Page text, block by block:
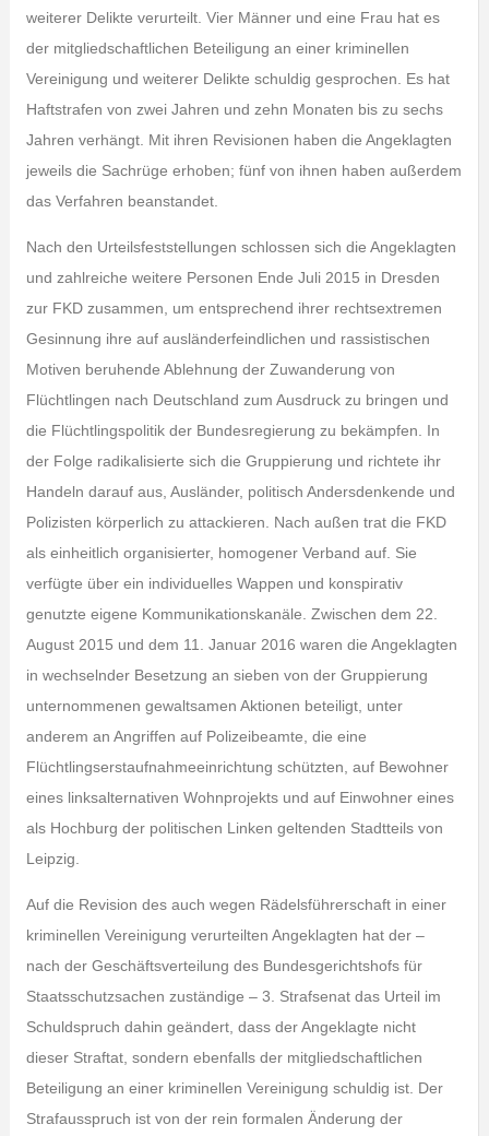
weiterer Delikte verurteilt. Vier Männer und eine Frau hat es
der mitgliedschaftlichen Beteiligung an einer kriminellen
Vereinigung und weiterer Delikte schuldig gesprochen. Es hat
Haftstrafen von zwei Jahren und zehn Monaten bis zu sechs
Jahren verhängt. Mit ihren Revisionen haben die Angeklagten
jeweils die Sachrüge erhoben; fünf von ihnen haben außerdem
das Verfahren beanstandet.
Nach den Urteilsfeststellungen schlossen sich die Angeklagten
und zahlreiche weitere Personen Ende Juli 2015 in Dresden
zur FKD zusammen, um entsprechend ihrer rechtsextremen
Gesinnung ihre auf ausländerfeindlichen und rassistischen
Motiven beruhende Ablehnung der Zuwanderung von
Flüchtlingen nach Deutschland zum Ausdruck zu bringen und
die Flüchtlingspolitik der Bundesregierung zu bekämpfen. In
der Folge radikalisierte sich die Gruppierung und richtete ihr
Handeln darauf aus, Ausländer, politisch Andersdenkende und
Polizisten körperlich zu attackieren. Nach außen trat die FKD
als einheitlich organisierter, homogener Verband auf. Sie
verfügte über ein individuelles Wappen und konspirativ
genutzte eigene Kommunikationskanäle. Zwischen dem 22.
August 2015 und dem 11. Januar 2016 waren die Angeklagten
in wechselnder Besetzung an sieben von der Gruppierung
unternommenen gewaltsamen Aktionen beteiligt, unter
anderem an Angriffen auf Polizeibeamte, die eine
Flüchtlingserstaufnahmeeinrichtung schützten, auf Bewohner
eines linksalternativen Wohnprojekts und auf Einwohner eines
als Hochburg der politischen Linken geltenden Stadtteils von
Leipzig.
Auf die Revision des auch wegen Rädelsführerschaft in einer
kriminellen Vereinigung verurteilten Angeklagten hat der –
nach der Geschäftsverteilung des Bundesgerichtshofs für
Staatsschutzsachen zuständige – 3. Strafsenat das Urteil im
Schuldspruch dahin geändert, dass der Angeklagte nicht
dieser Straftat, sondern ebenfalls der mitgliedschaftlichen
Beteiligung an einer kriminellen Vereinigung schuldig ist. Der
Strafausspruch ist von der rein formalen Änderung der